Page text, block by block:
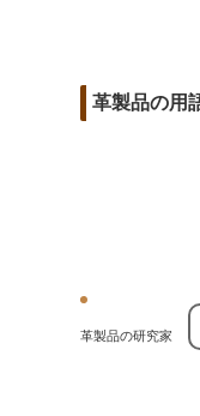
革製品の用
革製品の研究家